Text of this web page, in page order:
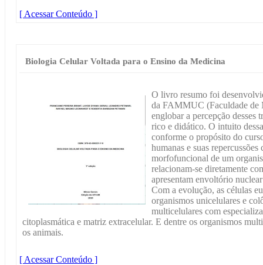
[ Acessar Conteúdo ]
Biologia Celular Voltada para o Ensino da Medicina
O livro resumo foi
da FAMMUC (Faculdade de
englobar a percepção desses
rico e didático. O intuito
conforme o propósito do
humanas e suas
morfofuncional de um
relacionam-se diretamente
apresentam envoltório
Com a evolução, as células
organismos unicelulares e
multicelulares com
citoplasmática e matriz extracelular. E dentre os organismos
os animais.
[ Acessar Conteúdo ]